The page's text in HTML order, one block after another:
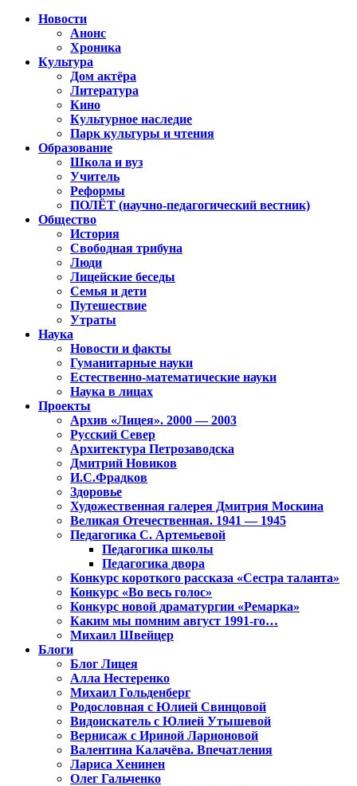
Новости
Анонс
Хроника
Культура
Дом актёра
Литература
Кино
Культурное наследие
Парк культуры и чтения
Образование
Школа и вуз
Учитель
Реформы
ПОЛЁТ (научно-педагогический вестник)
Общество
История
Свободная трибуна
Люди
Лицейские беседы
Семья и дети
Путешествие
Утраты
Наука
Новости и факты
Гуманитарные науки
Естественно-математические науки
Наука в лицах
Проекты
Архив «Лицея». 2000 — 2003
Русский Север
Архитектура Петрозаводска
Дмитрий Новиков
И.С.Фрадков
Здоровье
Художественная галерея Дмитрия Москина
Великая Отечественная. 1941 — 1945
Педагогика С. Артемьевой
Педагогика школы
Педагогика двора
Конкурс короткого рассказа «Сестра таланта»
Конкурс «Во весь голос»
Конкурс новой драматургии «Ремарка»
Каким мы помним август 1991-го…
Михаил Швейцер
Блоги
Блог Лицея
Алла Нестеренко
Михаил Гольденберг
Родословная с Юлией Свинцовой
Видоискатель с Юлией Утышевой
Вернисаж с Ириной Ларионовой
Валентина Калачёва. Впечатления
Лариса Хенинен
Олег Гальченко